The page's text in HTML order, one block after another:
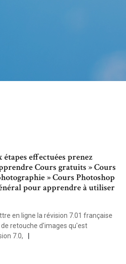
étapes effectuées prenez
Cours gratuits » Cours
» Cours Photoshop
pour apprendre à utiliser
en ligne la révision 7.01 française
retouche d'images qu'est
7.0,